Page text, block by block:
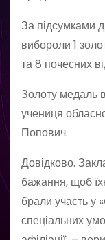
За підсумками
вибороли 1️
та 8️ почесних
Золоту медаль
учениця
Попович.
Довідково.
бажання, щоб
брали участь у
спеціальних